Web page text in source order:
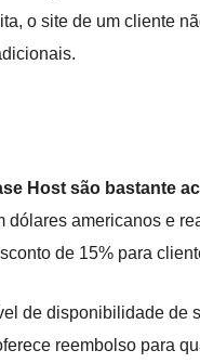
o site de um cliente
Host são bastante
dólares americanos e
de 15% para
de disponibilidade de
reembolso para